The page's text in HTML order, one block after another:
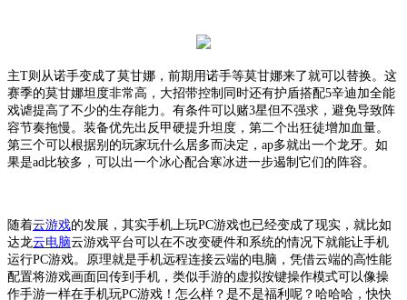
主T则从诺手变成了莫甘娜，前期用诺手等莫甘娜来了就可以替换。这
赛季的莫甘娜坦度非常高，大招带控制同时还有护盾搭配5辛迪加全能
戏谑提高了不少的生存能力。有条件可以赌3星但不强求，避免导致阵
容节奏拖慢。装备优先出反甲硬提升坦度，第二个出狂徒增加血量。
第三个可以根据别的玩家玩什么居多而决定，ap多就出一个龙牙。如
果是ad比较多，可以出一个冰心配合寒冰进一步遏制它们的阵容。
随着云游戏的发展，其实手机上玩PC游戏也已经变成了现实，就比如
达龙云电脑云游戏平台可以在不改变硬件和系统的情况下就能让手机
运行PC游戏。原理就是手机远程连接云端的电脑，凭借云端的高性能
配置将游戏画面回传到手机，类似手游的虚拟按键操作模式可以像操
作手游一样在手机玩PC游戏！怎么样？是不是福利呢？哈哈哈，快快